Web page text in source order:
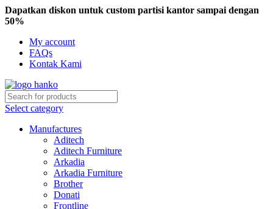
Dapatkan diskon untuk custom partisi kantor sampai dengan
50%
My account
FAQs
Kontak Kami
Select category
Manufactures
Aditech
Aditech Furniture
Arkadia
Arkadia Furniture
Brother
Donati
Frontline